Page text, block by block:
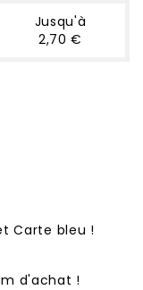
Jusqu'à
2,70 €
Carte bleu !
d'achat !